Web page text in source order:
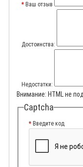
Ваш отзыв
Достоинства:
Недостатки:
Внимание: HTML не
Captcha
Введите код